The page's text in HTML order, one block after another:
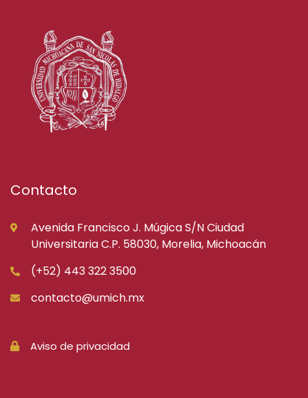
Contacto
Avenida Francisco J. Múgica S/N Ciudad
Universitaria C.P. 58030, Morelia, Michoacán
(+52) 443 322 3500
contacto@umich.mx
Aviso de privacidad